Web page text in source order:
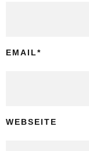
EMAIL*
WEBSEITE